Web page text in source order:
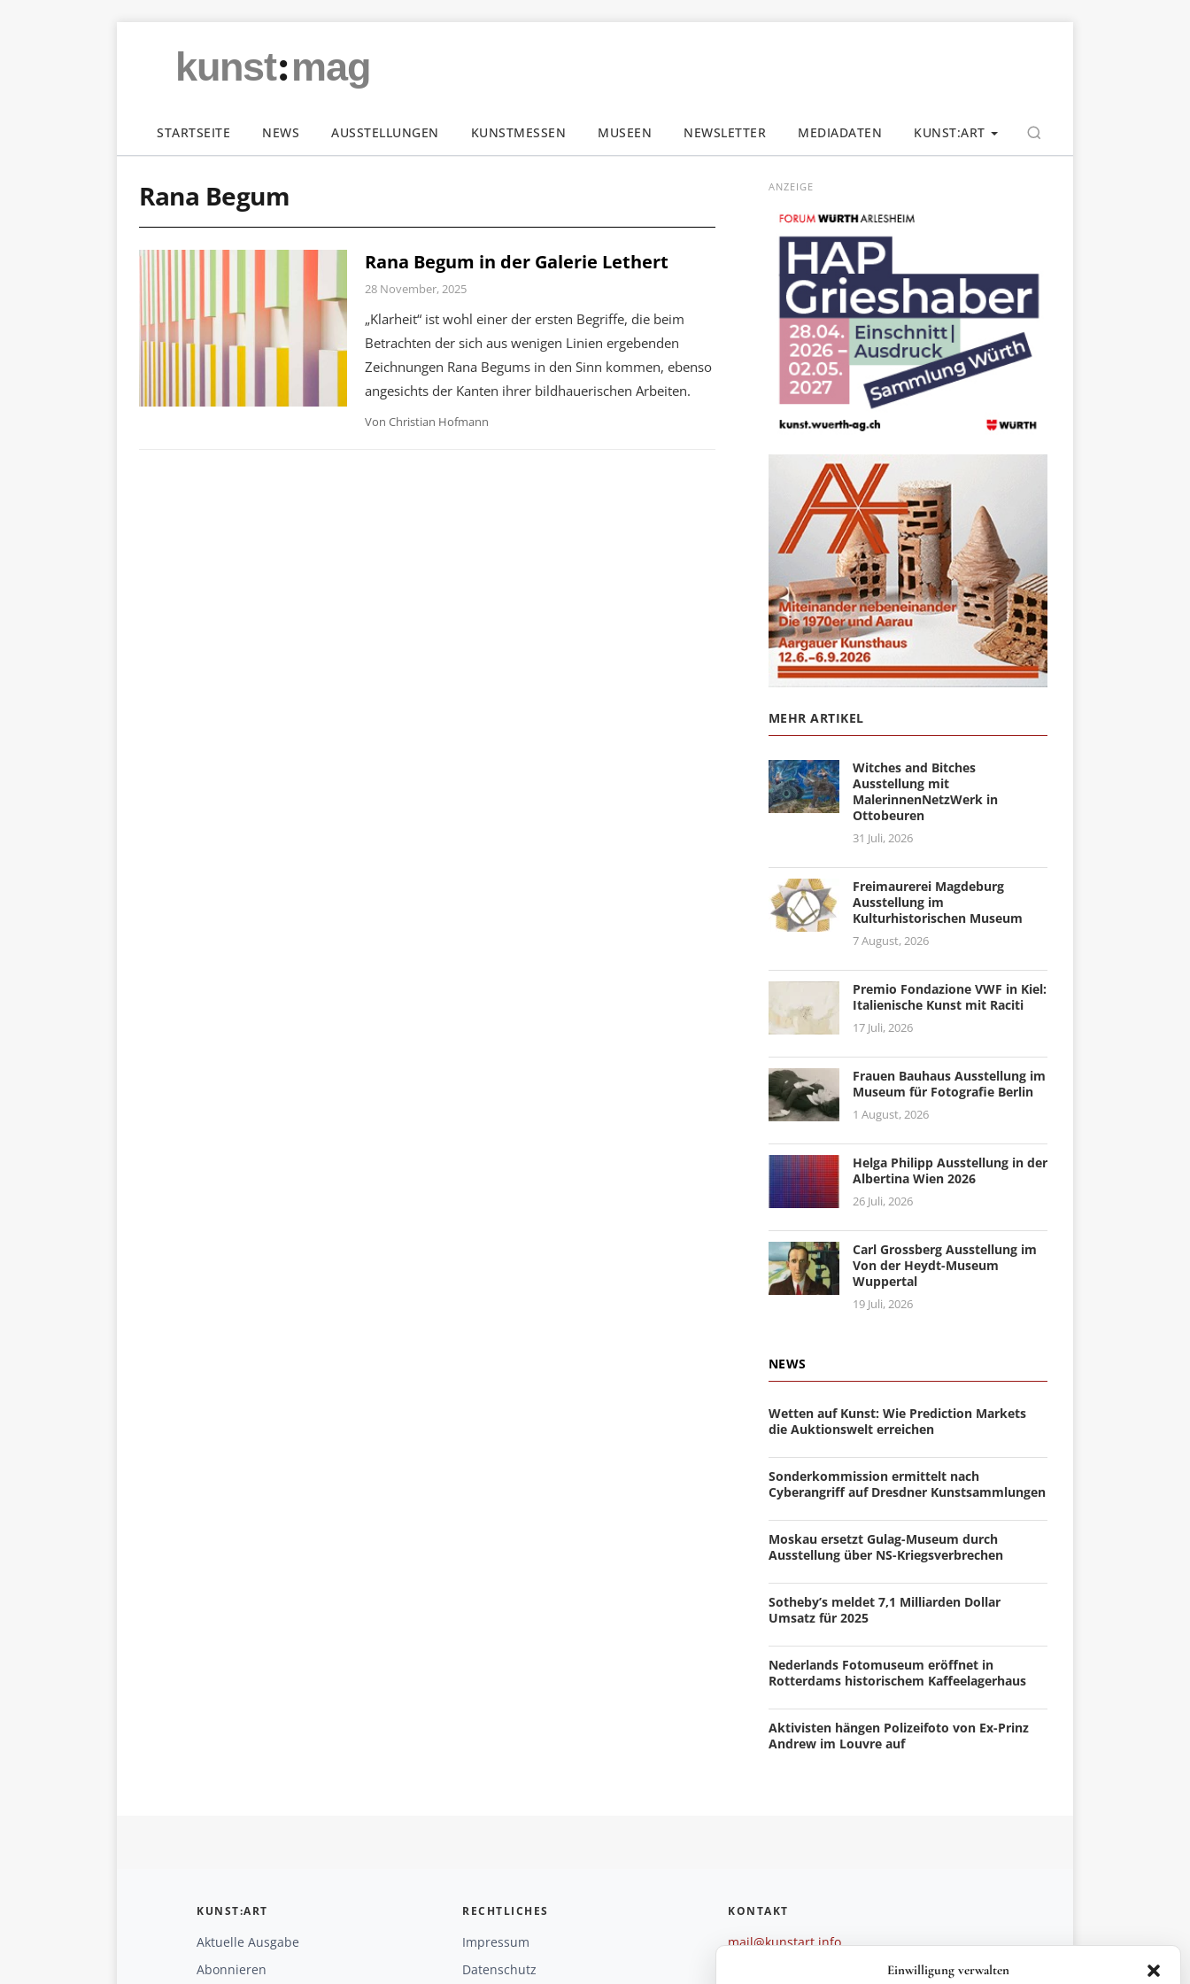
Einwilligung verwalten
kunst:mag
STARTSEITE NEWS AUSSTELLUNGEN KUNSTMESSEN MUSEEN NEWSLETTER MEDIADATEN KUNST:ART
Rana Begum
Rana Begum in der Galerie Lethert
28 November, 2025
„Klarheit“ ist wohl einer der ersten Begriffe, die beim
Betrachten der sich aus wenigen Linien ergebenden
Zeichnungen Rana Begums in den Sinn kommen, ebenso
angesichts der Kanten ihrer bildhauerischen Arbeiten.
Von Christian Hofmann
ANZEIGE
MEHR ARTIKEL
Witches and Bitches
Ausstellung mit
MalerinnenNetzWerk in
Ottobeuren
31 Juli, 2026
Freimaurerei Magdeburg
Ausstellung im
Kulturhistorischen Museum
7 August, 2026
Premio Fondazione VWF in Kiel:
Italienische Kunst mit Raciti
17 Juli, 2026
Frauen Bauhaus Ausstellung im
Museum für Fotografie Berlin
1 August, 2026
Helga Philipp Ausstellung in der
Albertina Wien 2026
26 Juli, 2026
Carl Grossberg Ausstellung im
Von der Heydt-Museum
Wuppertal
19 Juli, 2026
NEWS
Wetten auf Kunst: Wie Prediction Markets
die Auktionswelt erreichen
Sonderkommission ermittelt nach
Cyberangriff auf Dresdner Kunstsammlungen
Moskau ersetzt Gulag-Museum durch
Ausstellung über NS-Kriegsverbrechen
Sotheby’s meldet 7,1 Milliarden Dollar
Umsatz für 2025
Nederlands Fotomuseum eröffnet in
Rotterdams historischem Kaffeelagerhaus
Aktivisten hängen Polizeifoto von Ex-Prinz
Andrew im Louvre auf
KUNST:ART
Aktuelle Ausgabe
Abonnieren
RECHTLICHES
Impressum
Datenschutz
KONTAKT
mail@kunstart.info